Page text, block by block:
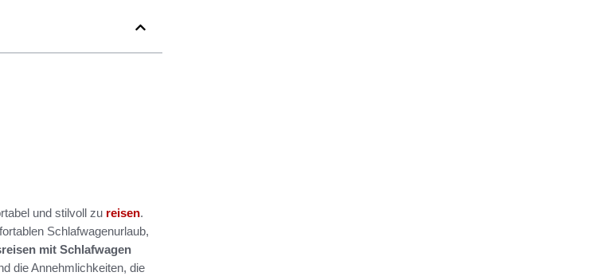
und stilvoll zu reisen.
Schlafwagenurlaub,
mit Schlafwagen
die Annehmlichkeiten, die